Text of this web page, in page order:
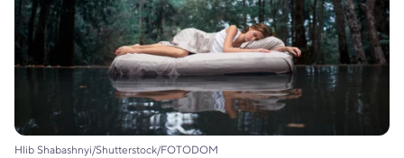
Hlib Shabashnyi/Shutterstock/FOTODOM